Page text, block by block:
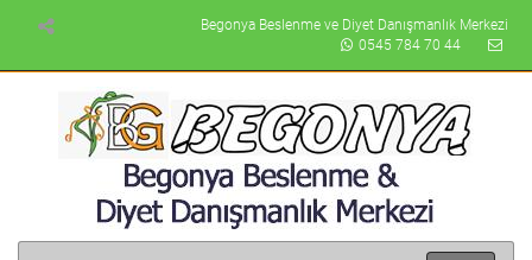
Begonya Beslenme ve Diyet Danışmanlık Merkezi
0545 784 70 44